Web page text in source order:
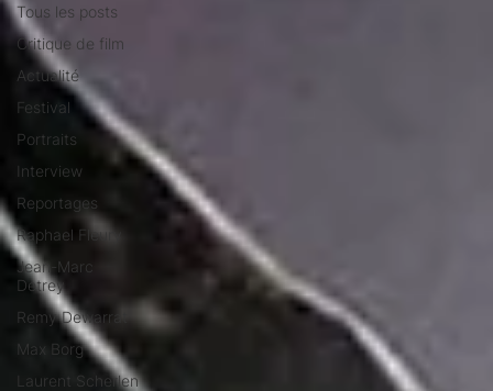
Tous les posts
Critique de film
Actualité
Festival
Portraits
Interview
Reportages
Raphael Fleury
Jean-Marc
Detrey
Remy Dewarrat
Max Borg
Laurent Scherlen